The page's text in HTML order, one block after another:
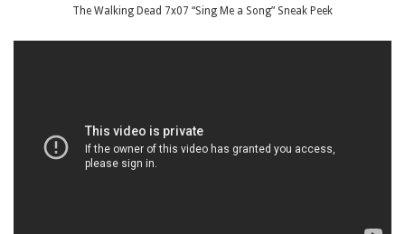
The Walking Dead 7x07 “Sing Me a Song” Sneak Peek